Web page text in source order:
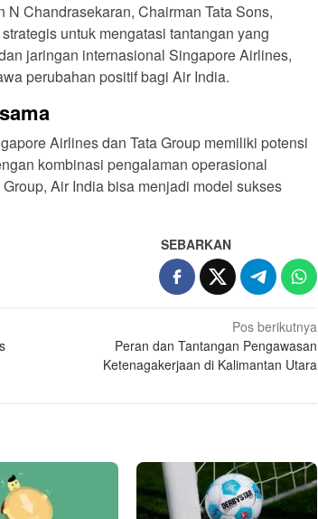
Chandrasekaran, Chairman Tata Sons,
untuk mengatasi tantangan yang
jaringan internasional Singapore Airlines,
perubahan positif bagi Air India.
Airlines dan Tata Group memiliki potensi
kombinasi pengalaman operasional
Air India bisa menjadi model sukses
SEBARKAN
Pos berikutnya
Peran dan Tantangan Pengawasan
Ketenagakerjaan di Kalimantan Utara